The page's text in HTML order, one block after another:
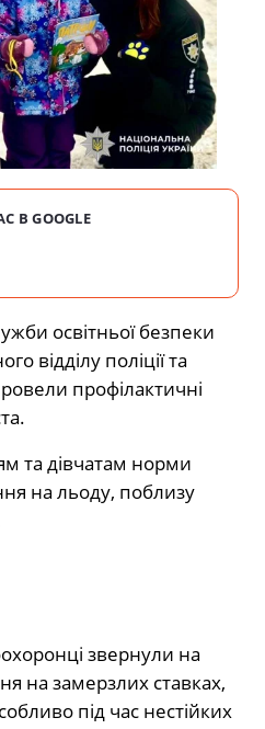
В GOOGLE
освітньої безпеки
відділу поліції та
профілактичні
та дівчатам норми
на льоду, поблизу
звернули на
на замерзлих ставках,
під час нестійких